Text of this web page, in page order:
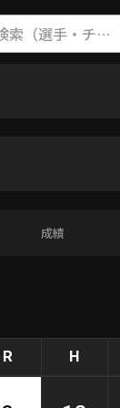
動画を検索（選手・チーム・プレー内容…）
成績
R H